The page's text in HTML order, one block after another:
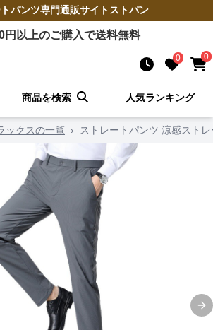
パンツ専門通販サイト ストパン
円以上のご購入で送料無料
0 0
商品を検索 人気ランキング
ックスの一覧 › ストレートパンツ 涼感スト